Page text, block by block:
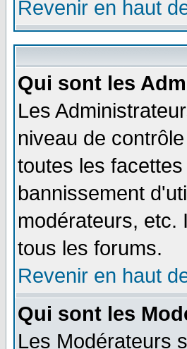
Revenir en haut
Qui sont les
Les
niveau de
toutes les
bannissement
modérateurs, etc.
tous les forums.
Revenir en haut
Qui sont les
Les Modérateurs